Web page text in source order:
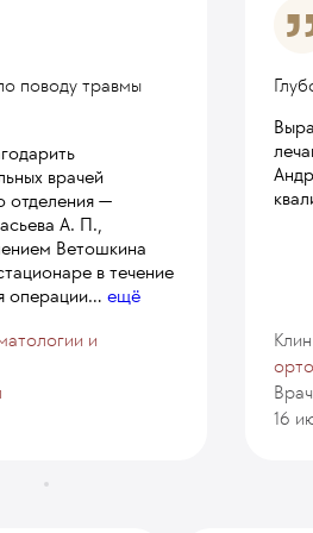
напрямую влияет
оборудования
поводу травмы
врачей
отделения —
А. П.,
Ветошкина
в течение
операции... ещё
и
16